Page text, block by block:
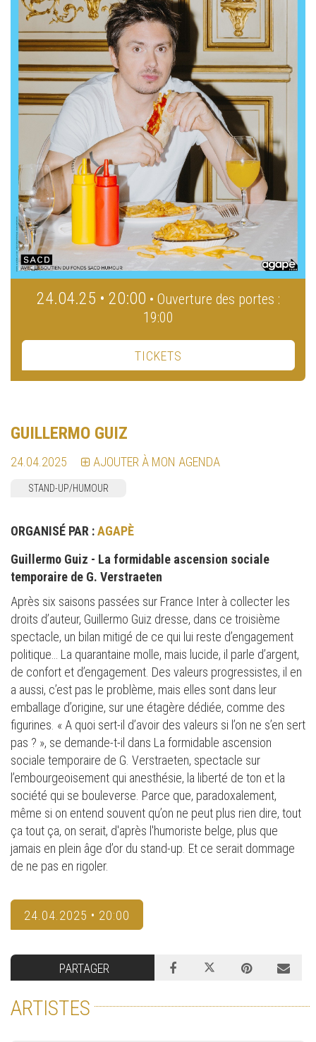
24.04.25 • 20:00 • Ouverture des portes :
19:00
TICKETS
GUILLERMO GUIZ
24.04.2025 AJOUTER À MON AGENDA
STAND-UP/HUMOUR
ORGANISÉ PAR :AGAPÈ
Guillermo Guiz - La formidable ascension sociale
temporaire de G. Verstraeten
Après six saisons passées sur France Inter à collecter les
droits d’auteur, Guillermo Guiz dresse, dans ce troisième
spectacle, un bilan mitigé de ce qui lui reste d’engagement
politique… La quarantaine molle, mais lucide, il parle d’argent,
de confort et d’engagement. Des valeurs progressistes, il en
a aussi, c’est pas le problème, mais elles sont dans leur
emballage d’origine, sur une étagère dédiée, comme des
figurines. « A quoi sert-il d’avoir des valeurs si l’on ne s’en sert
pas ? », se demande-t-il dans La formidable ascension
sociale temporaire de G. Verstraeten, spectacle sur
l’embourgeoisement qui anesthésie, la liberté de ton et la
société qui se bouleverse. Parce que, paradoxalement,
même si on entend souvent qu’on ne peut plus rien dire, tout
ça tout ça, on serait, d'après l'humoriste belge, plus que
jamais en plein âge d’or du stand-up. Et ce serait dommage
de ne pas en rigoler.
24.04.2025 • 20:00
PARTAGER
ARTISTES